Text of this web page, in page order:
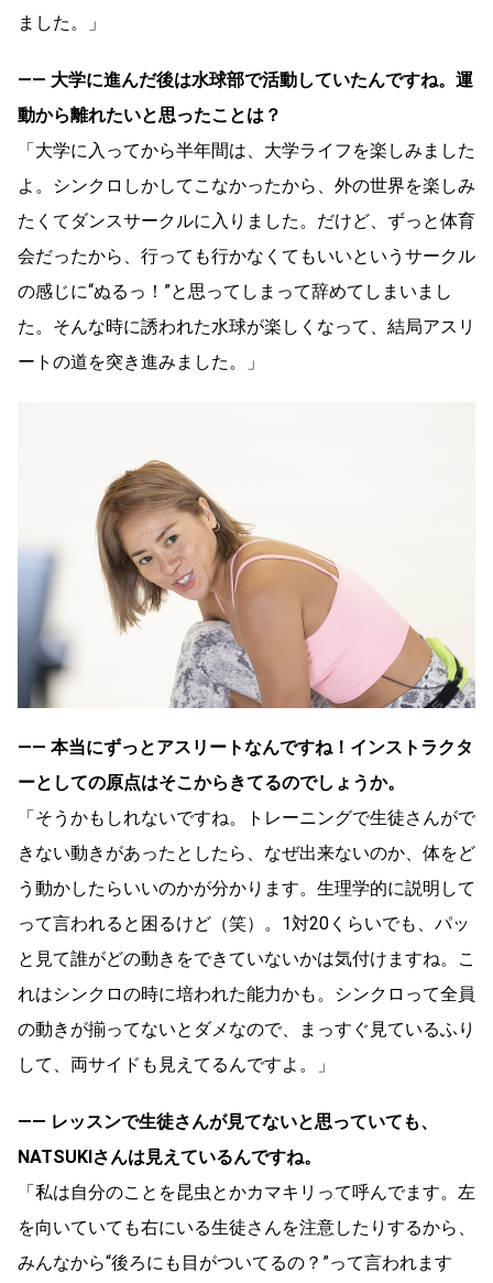
ました。」
―― 大学に進んだ後は水球部で活動していたんですね。運
動から離れたいと思ったことは？
「大学に入ってから半年間は、大学ライフを楽しみました
よ。シンクロしかしてこなかったから、外の世界を楽しみ
たくてダンスサークルに入りました。だけど、ずっと体育
会だったから、行っても行かなくてもいいというサークル
の感じに“ぬるっ！”と思ってしまって辞めてしまいまし
た。そんな時に誘われた水球が楽しくなって、結局アスリ
ートの道を突き進みました。」
―― 本当にずっとアスリートなんですね！インストラクタ
ーとしての原点はそこからきてるのでしょうか。
「そうかもしれないですね。トレーニングで生徒さんがで
きない動きがあったとしたら、なぜ出来ないのか、体をど
う動かしたらいいのかが分かります。生理学的に説明して
って言われると困るけど（笑）。1対20くらいでも、パッ
と見て誰がどの動きをできていないかは気付けますね。こ
れはシンクロの時に培われた能力かも。シンクロって全員
の動きが揃ってないとダメなので、まっすぐ見ているふり
して、両サイドも見えてるんですよ。」
―― レッスンで生徒さんが見てないと思っていても、
NATSUKIさんは見えているんですね。
「私は自分のことを昆虫とかカマキリって呼んでます。左
を向いていても右にいる生徒さんを注意したりするから、
みんなから“後ろにも目がついてるの？”って言われます